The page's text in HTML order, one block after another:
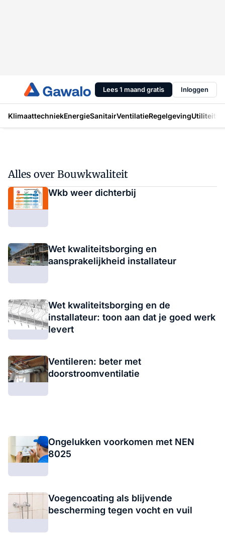
Lees 1 maand gratis Inloggen
KlimaattechniekEnergieSanitairVentilatieRegelgevingUtiliteit
Alles over Bouwkwaliteit
Wkb weer dichterbij
Wet kwaliteitsborging en
aansprakelijkheid installateur
Wet kwaliteitsborging en de
installateur: toon aan dat je goed werk
levert
Ventileren: beter met
doorstroomventilatie
Ongelukken voorkomen met NEN
8025
Voegencoating als blijvende
bescherming tegen vocht en vuil